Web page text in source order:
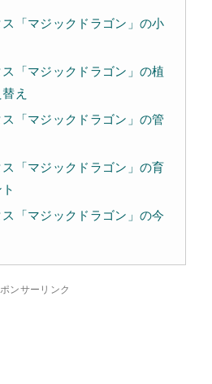
「マジックドラゴン」の小
「マジックドラゴン」の植
え
「マジックドラゴン」の管
「マジックドラゴン」の育
「マジックドラゴン」の今
ンサーリンク